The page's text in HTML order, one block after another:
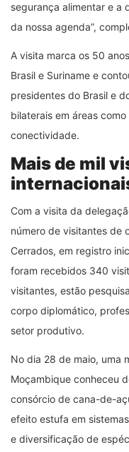
segurança alimentar e a
da nossa agenda”,
A visita marca os 50
Brasil e Suriname e
presidentes do Brasil e
bilaterais em áreas
conectividade.
Mais de mil
Com a visita da
número de visitantes de
Cerrados, em registro
foram recebidos 340
visitantes, estão
corpo diplomático,
setor produtivo.
No dia 28 de maio, uma
Moçambique conheceu
consórcio de cana-de-
efeito estufa em
e diversificação de